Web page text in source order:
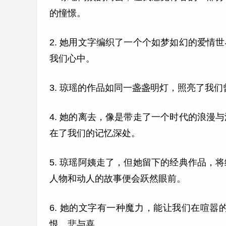
的憧憬。
2. 她用文字编织了一个个如梦如幻的爱情
我们心中。
3. 琼瑶的作品如同一盏盏明灯，照亮了我
4. 她的离去，像是带走了一个时代的浪漫
在了我们的记忆深处。
5. 琼瑶阿姨走了，但她留下的经典作品，
人物和动人的故事便会跃然眼前。
6. 她的文字有一种魔力，能让我们在喧嚣
恨、悲与喜。